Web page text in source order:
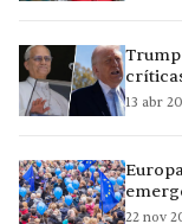
13 abr
22 nov